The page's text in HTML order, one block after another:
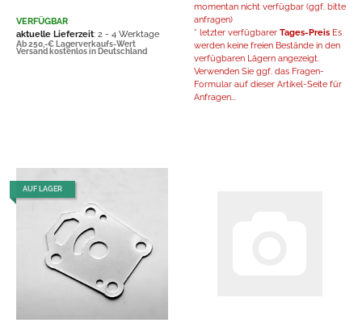
VERFÜGBAR
aktuelle Lieferzeit: 2 - 4 Werktage
Ab 250,-€ Lagerverkaufs-Wert
Versand kostenlos in Deutschland
momentan nicht verfügbar (ggf. bitte
anfragen)
* letzter verfügbarer Tages-Preis Es
werden keine freien Bestände in den
verfügbaren Lägern angezeigt.
Verwenden Sie ggf. das Fragen-
Formular auf dieser Artikel-Seite für
Anfragen...
AUF LAGER